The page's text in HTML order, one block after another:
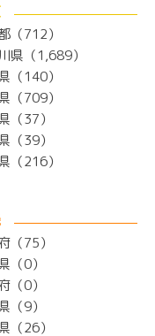
（712）
県（1,689）
（140）
（709）
（37）
（39）
（216）
（75）
（0）
（0）
（9）
（26）